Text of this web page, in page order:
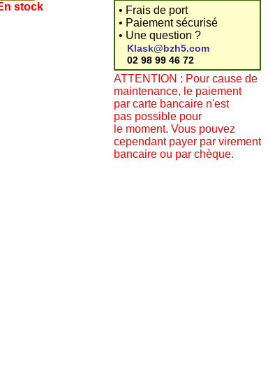
stock
• Frais de port
• Paiement sécurisé
• Une question ?
Klask@bzh5.com
02 98 99 46 72
ATTENTION : Pour cause de
maintenance, le paiement
par carte bancaire n'est
pas possible pour
le moment. Vous pouvez
cependant payer par virement
bancaire ou par chèque.